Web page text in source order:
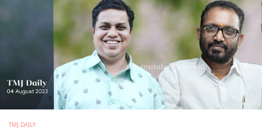
TMJ DAILY